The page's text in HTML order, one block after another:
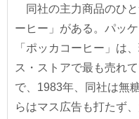
同社の主力商品のひと
ーヒー」がある。パッ
「ポッカコーヒー」は
ス・ストアで最も売れ
で、1983年、同社は無
らはマス広告も打たず